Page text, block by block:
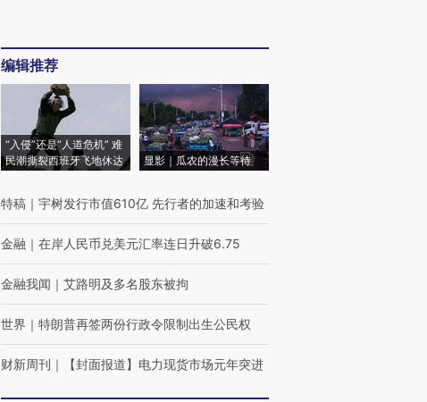
编辑推荐
“入侵”还是“人道危机” 难
民潮撕裂西班牙飞地休达
显影｜瓜农的漫长等待
特稿 ｜ 宇树发行市值610亿 先行者的加速和考验
金融 ｜ 在岸人民币兑美元汇率连日升破6.75
金融我闻 ｜ 艾路明及多名股东被拘
世界 ｜ 特朗普再签两份行政令限制出生公民权
财新周刊 ｜ 【封面报道】电力现货市场元年突进